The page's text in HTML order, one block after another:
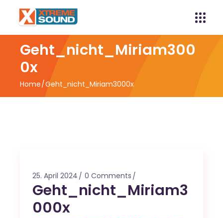
Geht_nicht_Miriam300
0x
Home Geht_nicht_Miriam3000x
25. April 2024 0 Comments
Geht_nicht_Miriam3
000x